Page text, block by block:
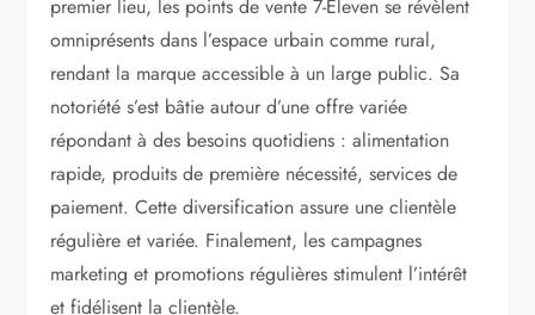
premier lieu, les points de vente 7-Eleven se révèlent
omniprésents dans l’espace urbain comme rural,
rendant la marque accessible à un large public. Sa
notoriété s’est bâtie autour d’une offre variée
répondant à des besoins quotidiens : alimentation
rapide, produits de première nécessité, services de
paiement. Cette diversification assure une clientèle
régulière et variée. Finalement, les campagnes
marketing et promotions régulières stimulent l’intérêt
et fidélisent la clientèle.